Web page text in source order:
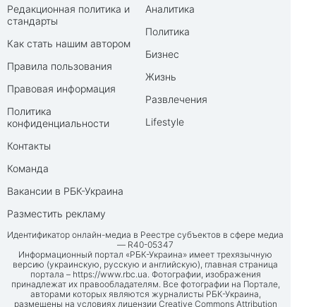
Редакционная политика и
стандарты
Как стать нашим автором
Правила пользования
Правовая информация
Политика
конфиденциальности
Контакты
Команда
Вакансии в РБК-Украина
Разместить рекламу
Аналитика
Политика
Бизнес
Жизнь
Развлечения
Lifestyle
Идентификатор онлайн-медиа в Реестре субъектов в сфере медиа
— R40-05347
Информационный портал «РБК-Украина» имеет трехязычную
версию (украинскую, русскую и английскую), главная страница
портала – https://www.rbc.ua. Фотографии, изображения
принадлежат их правообладателям. Все фотографии на Портале,
авторами которых являются журналисты РБК-Украина,
размещены на условиях лицензии Creative Commons Attribution